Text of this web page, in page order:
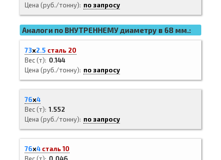
Цена (руб./тонну)
по запросу
Аналоги по ВНУТРЕННЕМУ диаметру в 68 мм.:
73х2.5 сталь 20
Вес (т)
0.144
Цена (руб./тонну)
по запросу
76х4
Вес (т) 1.552
Цена (руб./тонну)
по запросу
76х4 сталь 10